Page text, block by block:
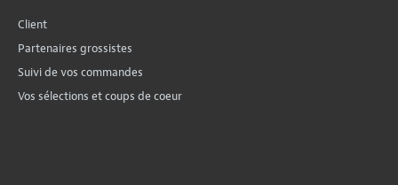
Client
Partenaires grossistes
Suivi de vos commandes
Vos sélections et coups de coeur